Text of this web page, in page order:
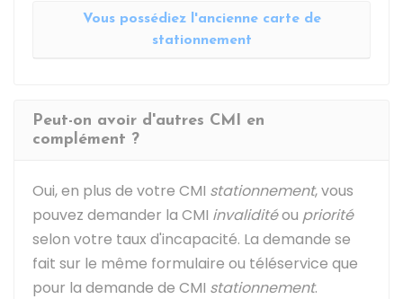
Vous possédiez l'ancienne carte de
stationnement
Peut-on avoir d'autres CMI en
complément ?
Oui, en plus de votre CMI stationnement, vous
pouvez demander la CMI invaliditéou priorité
selon votre taux d'incapacité. La demande se
fait sur le même formulaire ou téléservice que
pour la demande de CMI stationnement.